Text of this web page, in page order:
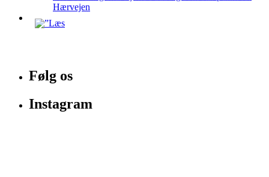
Hærvejen
Følg os
Instagram